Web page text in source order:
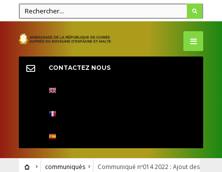
CONTACTEZ NOUS
communiqués
Communiqué nº014 2022 : Ajout des